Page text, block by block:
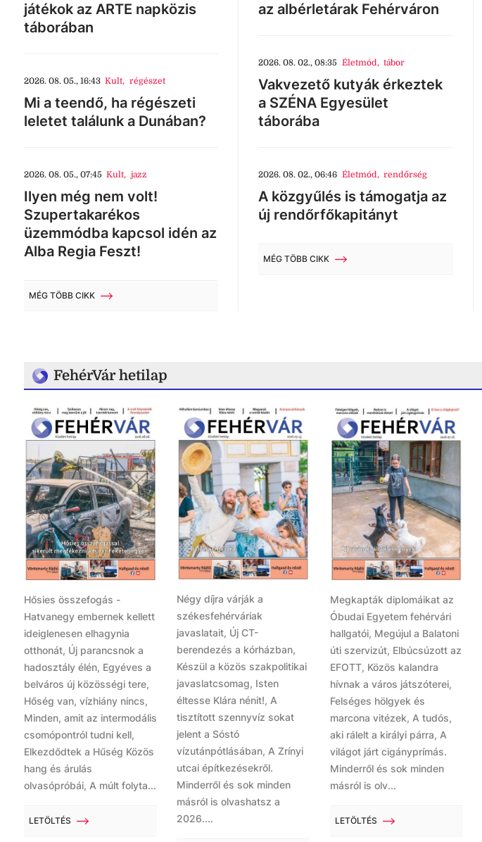
játékok az ARTE napközis
táborában
2026. 08. 05., 16:43 Kult, régészet
Mi a teendő, ha régészeti
leletet találunk a Dunában?
2026. 08. 05., 07:45 Kult, jazz
Ilyen még nem volt!
Szupertakarékos
üzemmódba kapcsol idén az
Alba Regia Feszt!
MÉG TÖBB CIKK
az albérletárak Fehérváron
2026. 08. 02., 08:35 Életmód, tábor
Vakvezető kutyák érkeztek
a SZÉNA Egyesület
táborába
2026. 08. 02., 06:46 Életmód, rendőrség
A közgyűlés is támogatja az
új rendőrfőkapitányt
MÉG TÖBB CIKK
FehérVár hetilap
Hősies összefogás -
Hatvanegy embernek kellett
ideiglenesen elhagynia
otthonát, Új parancsnok a
hadosztály élén, Egyéves a
belváros új közösségi tere,
Hőség van, vízhiány nincs,
Minden, amit az intermodális
csomópontról tudni kell,
Elkezdődtek a Hűség Közös
hang és árulás
olvasópróbái, A múlt folyta...
LETÖLTÉS
Négy díjra várják a
székesfehérváriak
javaslatait, Új CT-
berendezés a kórházban,
Készül a közös szakpolitikai
javaslatcsomag, Isten
éltesse Klára nénit!, A
tisztított szennyvíz sokat
jelent a Sóstó
vízutánpótlásában, A Zrínyi
utcai építkezésekről.
Minderről és sok minden
másról is olvashatsz a
2026....
Megkapták diplomáikat az
Óbudai Egyetem fehérvári
hallgatói, Megújul a Balatoni
úti szervizút, Elbúcsúzott az
EFOTT, Közös kalandra
hívnak a város játszóterei,
Felséges hölgyek és
marcona vitézek, A tudós,
aki rálelt a királyi párra, A
világot járt cigányprímás.
Minderről és sok minden
másról is olv...
LETÖLTÉS